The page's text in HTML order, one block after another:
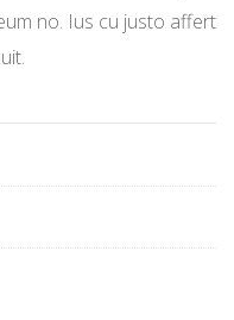
no. Ius cu justo affert